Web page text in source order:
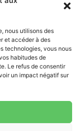
nous utilisons des
et accéder à des
technologies, vous nous
habitudes de
Le refus de consentir
un impact négatif sur
02 62 78 39 02​
838 638
samedi: 9h00-18h
samedi: 9h00-